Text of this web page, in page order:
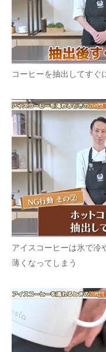
建設×テクノロジーの最
ちょっと気になるネッ
コーヒーを抽出してすぐ
アイスコーヒーは氷で冷
薄くなってしまう